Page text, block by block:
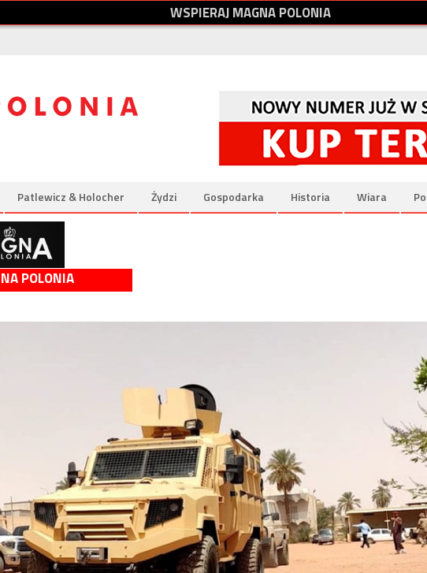
WSPIERAJMAGNAPOLONIA
Patlewicz & Holocher Żydzi Gospodarka Historia Wiara
POLONIA